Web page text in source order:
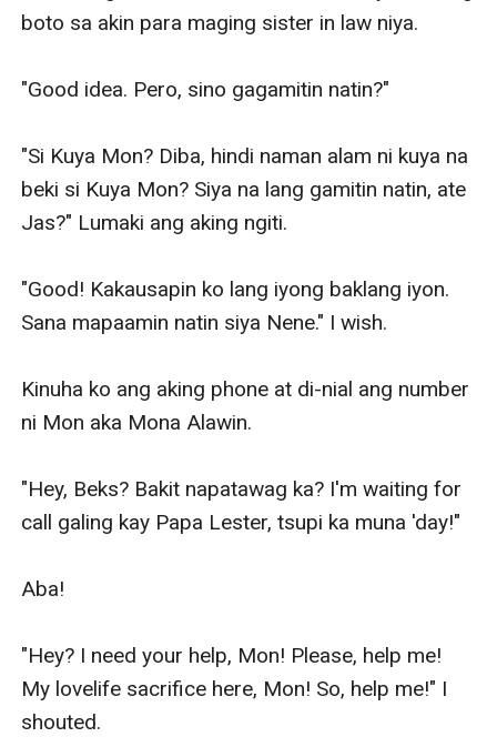
boto sa akin para maging sister in law niya.
"Good idea. Pero, sino gagamitin natin?"
"Si Kuya Mon? Diba, hindi naman alam ni kuya na
beki si Kuya Mon? Siya na lang gamitin natin, ate
Jas?" Lumaki ang aking ngiti.
"Good! Kakausapin ko lang iyong baklang iyon.
Sana mapaamin natin siya Nene." I wish.
Kinuha ko ang aking phone at di-nial ang number
ni Mon aka Mona Alawin.
"Hey, Beks? Bakit napatawag ka? I'm waiting for
call galing kay Papa Lester, tsupi ka muna 'day!"
Aba!
"Hey? I need your help, Mon! Please, help me!
My lovelife sacrifice here, Mon! So, help me!" I
shouted.